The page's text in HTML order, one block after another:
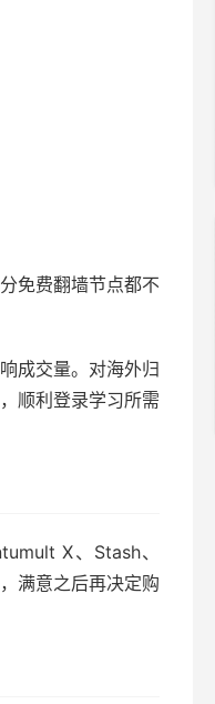
免费翻墙节点都不
成交量。对海外归
顺利登录学习所需
X、Stash、
满意之后再决定购